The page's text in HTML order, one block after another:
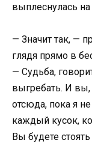
выплеснулась на
— Значит так, —
глядя прямо в
— Судьба,
выгребать. И вы,
отсюда, пока я
каждый кусок,
Вы будете